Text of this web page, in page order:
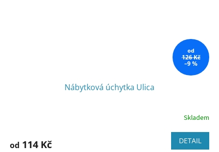
od
126 Kč
–9 %
Nábytková úchytka Ulica
Skladem
od 114 Kč DETAIL